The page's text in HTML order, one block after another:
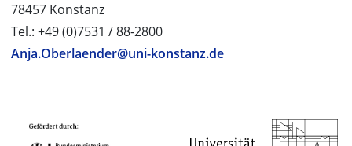
78457 Konstanz
Tel.: +49 (0)7531 / 88-2800
Anja.Oberlaender@uni-konstanz.de